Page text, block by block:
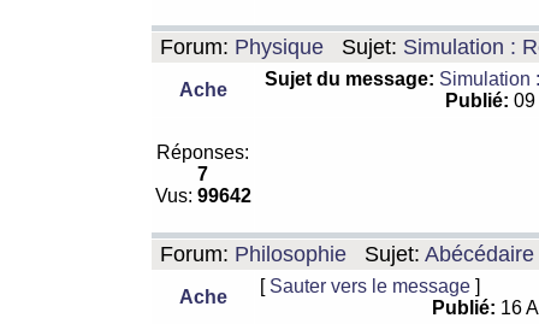
Forum: Physique Sujet: Simulation :
Ache
Sujet du message: Simulation
Publié:
Réponses:
7
Vus: 99642
Forum: Philosophie Sujet: Abécédaire
Ache
[ Sauter vers le message ]
Publié: 16